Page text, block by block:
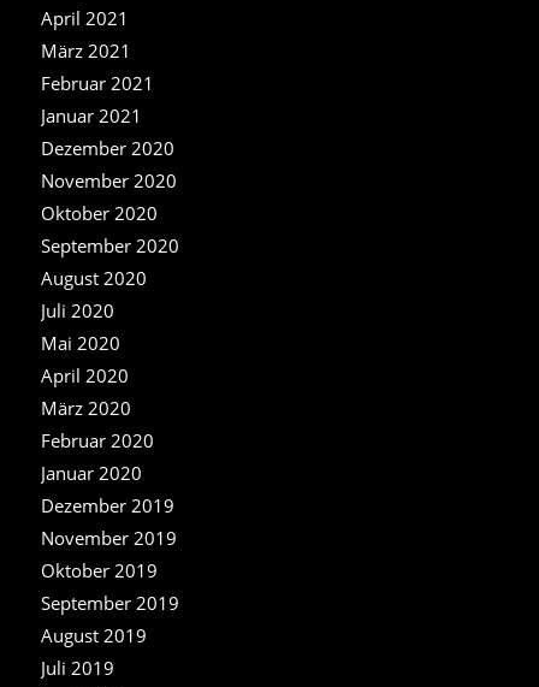
April 2021
März 2021
Februar 2021
Januar 2021
Dezember 2020
November 2020
Oktober 2020
September 2020
August 2020
Juli 2020
Mai 2020
April 2020
März 2020
Februar 2020
Januar 2020
Dezember 2019
November 2019
Oktober 2019
September 2019
August 2019
Juli 2019